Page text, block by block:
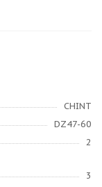
CHINT
DZ47-60
2
3